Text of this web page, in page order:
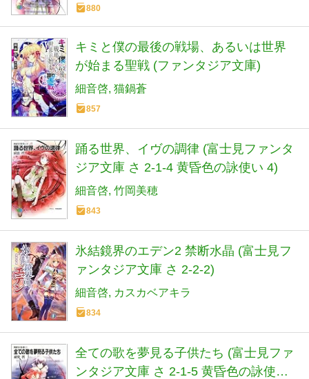
880
キミと僕の最後の戦場、あるいは世界
が始まる聖戦 (ファンタジア文庫)
細音啓 猫鍋蒼
857
踊る世界、イヴの調律 (富士見ファンタ
ジア文庫 さ 2-1-4 黄昏色の詠使い 4)
細音啓 竹岡美穂
843
氷結鏡界のエデン2 禁断水晶 (富士見フ
ァンタジア文庫 さ 2-2-2)
細音啓 カスカベアキラ
834
全ての歌を夢見る子供たち (富士見ファ
ンタジア文庫 さ 2-1-5 黄昏色の詠使い